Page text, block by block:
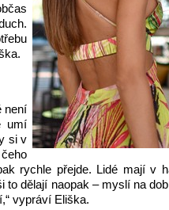
není
umí
si v
rychle přejde. Lidé mají v
to dělají naopak – myslí na
vypráví Eliška.